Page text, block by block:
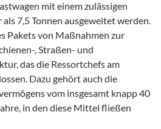
mit einem zulässigen
7,5 Tonnen ausgeweitet werden.
Pakets von Maßnahmen zur
, Straßen- und
das die Ressortchefs am
Dazu gehört auch die
vom insgesamt knapp 40
in den diese Mittel fließen
für Ausweitung der Lkw-Maut